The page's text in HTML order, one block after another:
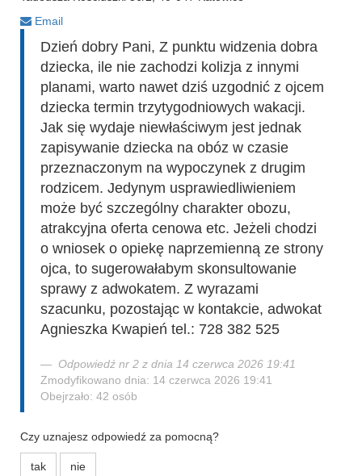
Email
Dzień dobry Pani, Z punktu widzenia dobra
dziecka, ile nie zachodzi kolizja z innymi
planami, warto nawet dziś uzgodnić z ojcem
dziecka termin trzytygodniowych wakacji.
Jak się wydaje niewłaściwym jest jednak
zapisywanie dziecka na obóz w czasie
przeznaczonym na wypoczynek z drugim
rodzicem. Jedynym usprawiedliwieniem
może być szczególny charakter obozu,
atrakcyjna oferta cenowa etc. Jeżeli chodzi
o wniosek o opiekę naprzemienną ze strony
ojca, to sugerowałabym skonsultowanie
sprawy z adwokatem. Z wyrazami
szacunku, pozostając w kontakcie, adwokat
Agnieszka Kwapień tel.: 728 382 525
Odpowiedź nr 2 z dnia 14 czerwca 2026 19:41
Zmodyfikowano dnia: 14 czerwca 2026 19:41
Obejrzało: 42 osób
Czy uznajesz odpowiedź za pomocną?
tak nie